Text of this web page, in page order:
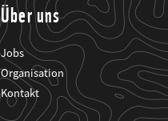
Über uns
Jobs
Organisation
Kontakt